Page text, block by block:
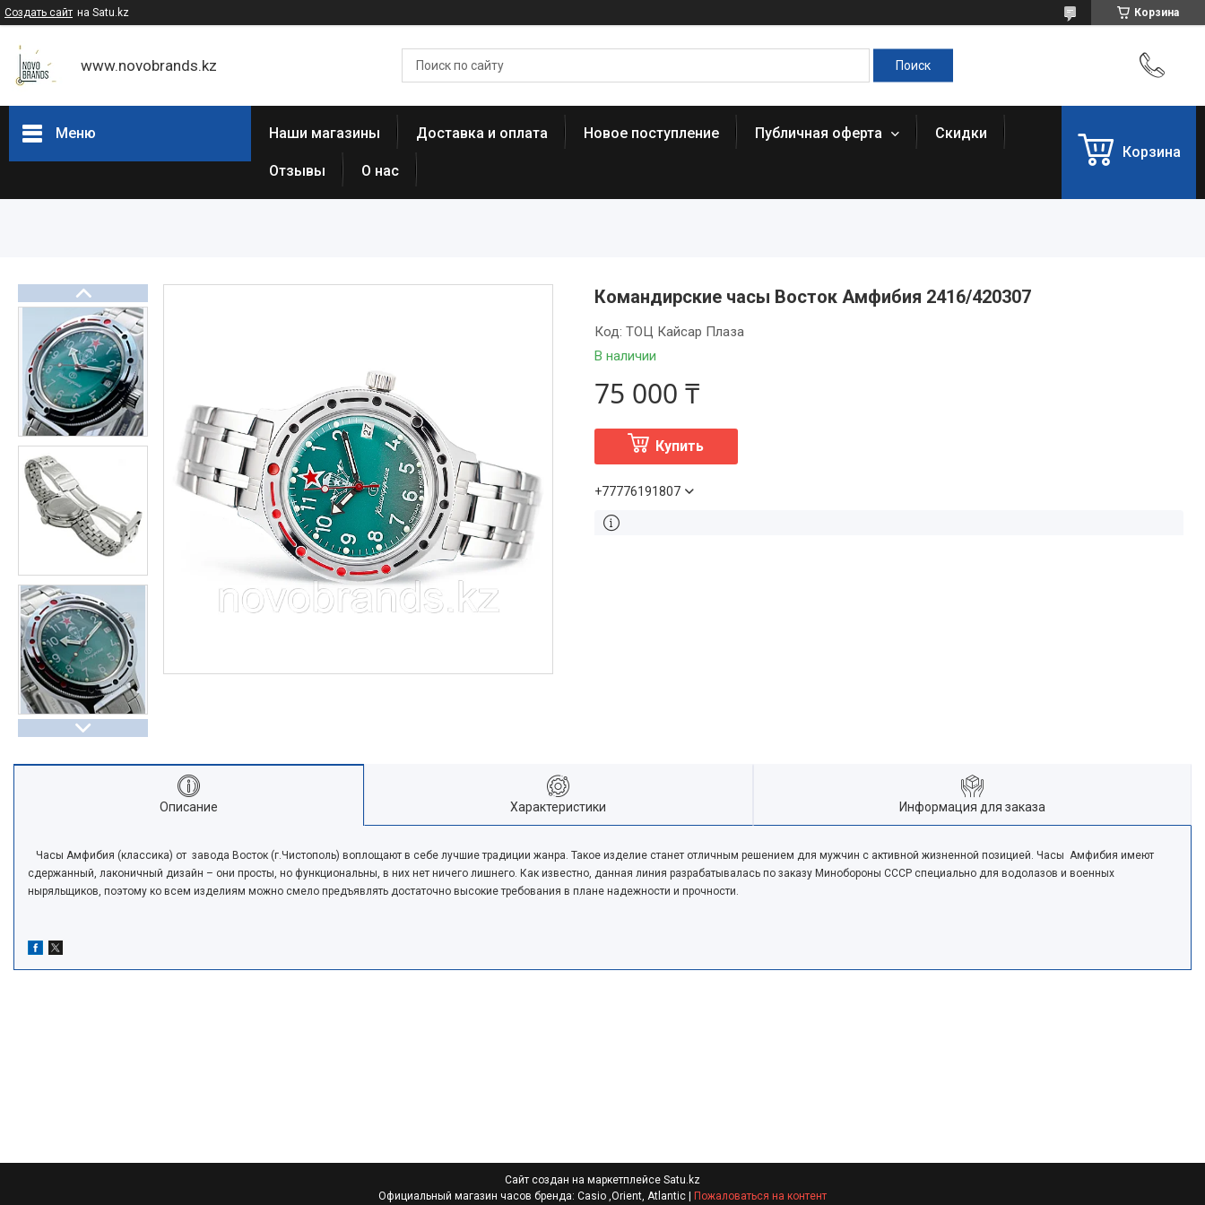
Создать сайт на Satu.kz Корзина
www.novobrands.kz
Меню
Часы Casio Pro Trek
Atlantic (Швейцария,est 1888)
Casio-Женские часы
Часы Casio Retro
Часы ORIENT
Часы Восток (Чистопольский
завод)
Часы Seiko
Casio спортивные часы
Будильники / настольные часы
Парные модели | СКИДКИ
Новости
Статьи
Наши магазины Доставка и оплата Новое поступление Публичная оферта Скидки
Отзывы О нас
Корзина
Командирские часы Восток Амфибия 2416/420307
В наличии
Код: ТОЦ Кайсар Плаза
75 000 ₸
Купить
+77776191807
Описание Характеристики Информация для заказа
Часы Амфибия (классика) от завода Восток (г.Чистополь) воплощают в себе лучшие традиции жанра. Такое изделие станет отличным решением для мужчин с активной жизненной позицией. Часы Амфибия имеют
сдержанный, лаконичный дизайн – они просты, но функциональны, в них нет ничего лишнего. Как известно, данная линия разрабатывалась по заказу Минобороны СССР специально для водолазов и военных
ныряльщиков, поэтому ко всем изделиям можно смело предъявлять достаточно высокие требования в плане надежности и прочности.
Сайт создан на маркетплейсе Satu.kz
Пожаловаться на контент